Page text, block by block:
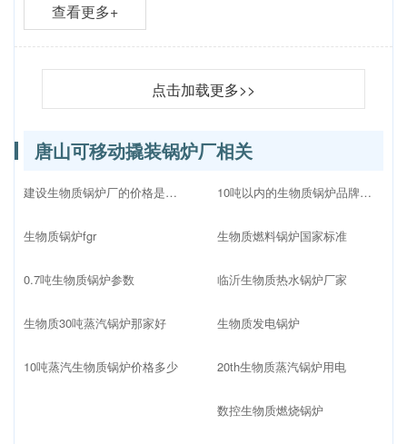
查看更多+
点击加载更多>>
唐山可移动撬装锅炉厂相关
建设生物质锅炉厂的价格是多少
生物质锅炉fgr
0.7吨生物质锅炉参数
生物质30吨蒸汽锅炉那家好
10吨蒸汽生物质锅炉价格多少
10吨以内的生物质锅炉品牌十大排名
生物质燃料锅炉国家标准
临沂生物质热水锅炉厂家
生物质发电锅炉
20th生物质蒸汽锅炉用电
数控生物质燃烧锅炉